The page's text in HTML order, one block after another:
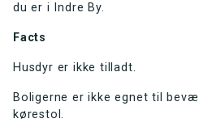
du er i Indre By.
Facts
Husdyr er ikke tilladt.
Boligerne er ikke egnet til
kørestol.